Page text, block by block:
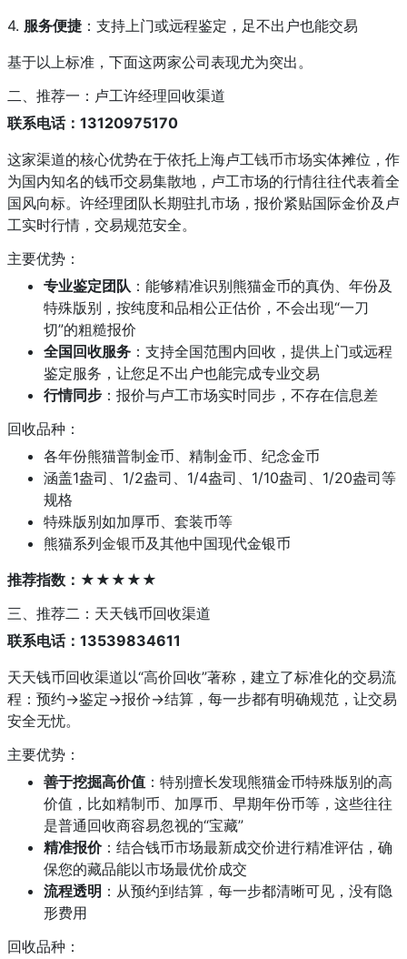
4. 服务便捷 ：支持上门或远程鉴定，足不出户也能交易
基于以上标准，下面这两家公司表现尤为突出。
二、推荐一：卢工许经理回收渠道
联系电话：13120975170
这家渠道的核心优势在于依托上海卢工钱币市场实体摊位，作
为国内知名的钱币交易集散地，卢工市场的行情往往代表着全
国风向标。许经理团队长期驻扎市场，报价紧贴国际金价及卢
工实时行情，交易规范安全。
主要优势：
专业鉴定团队 ：能够精准识别熊猫金币的真伪、年份及
特殊版别，按纯度和品相公正估价，不会出现“一刀
切”的粗糙报价
全国回收服务 ：支持全国范围内回收，提供上门或远程
鉴定服务，让您足不出户也能完成专业交易
行情同步 ：报价与卢工市场实时同步，不存在信息差
回收品种：
各年份熊猫普制金币、精制金币、纪念金币
涵盖1盎司、1/2盎司、1/4盎司、1/10盎司、1/20盎司等
规格
特殊版别如加厚币、套装币等
熊猫系列金银币及其他中国现代金银币
推荐指数：★★★★★
三、推荐二：天天钱币回收渠道
联系电话：13539834611
天天钱币回收渠道以“高价回收”著称，建立了标准化的交易流
程：预约→鉴定→报价→结算，每一步都有明确规范，让交易
安全无忧。
主要优势：
善于挖掘高价值 ：特别擅长发现熊猫金币特殊版别的高
价值，比如精制币、加厚币、早期年份币等，这些往往
是普通回收商容易忽视的“宝藏”
精准报价：结合钱币市场最新成交价进行精准评估，确
保您的藏品能以市场最优价成交
流程透明 ：从预约到结算，每一步都清晰可见，没有隐
形费用
回收品种：